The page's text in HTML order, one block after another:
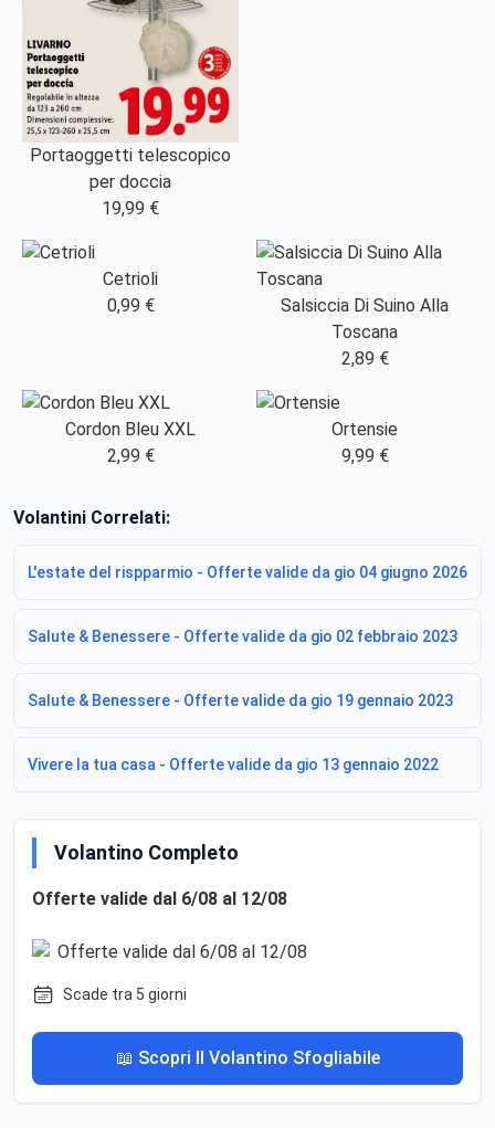
Portaoggetti telescopico
per doccia
19,99 €
Cetrioli
0,99 €
Salsiccia Di Suino Alla
Toscana
2,89 €
Cordon Bleu XXL
2,99 €
Ortensie
9,99 €
Volantini Correlati:
L'estate del rispparmio - Offerte valide da gio 04 giugno 2026
Salute & Benessere - Offerte valide da gio 02 febbraio 2023
Salute & Benessere - Offerte valide da gio 19 gennaio 2023
Vivere la tua casa - Offerte valide da gio 13 gennaio 2022
Volantino Completo
Offerte valide dal 6/08 al 12/08
Scade tra 5 giorni
📖 Scopri Il Volantino Sfogliabile